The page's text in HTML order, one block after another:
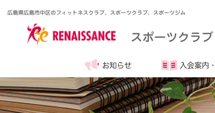
広島県広島市中区のフィットネスクラブ、スポーツクラブ、スポーツジム
スポーツクラブ
お知らせ 入会案内・